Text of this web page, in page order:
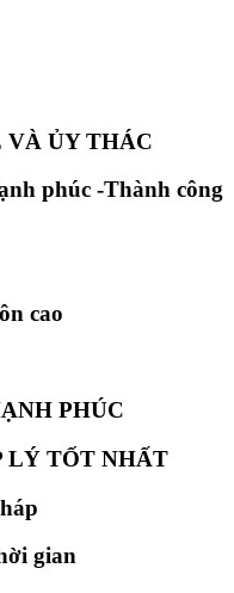
VÀ ỦY THÁC
phúc -Thành công
cao
PHÚC
LÝ TỐT NHẤT
gian